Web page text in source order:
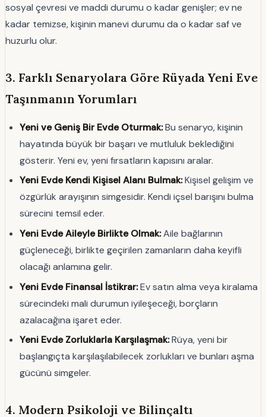
sosyal çevresi ve maddi durumu o kadar genişler; ev ne
kadar temizse, kişinin manevi durumu da o kadar saf ve
huzurlu olur.
3. Farklı Senaryolara Göre Rüyada Yeni Eve
Taşınmanın Yorumları
Yeni ve Geniş Bir Evde Oturmak:Bu senaryo, kişinin
hayatında büyük bir başarı ve mutluluk beklediğini
gösterir. Yeni ev, yeni fırsatların kapısını aralar.
Yeni Evde Kendi Kişisel Alanı Bulmak:Kişisel gelişim ve
özgürlük arayışının simgesidir. Kendi içsel barışını bulma
sürecini temsil eder.
Yeni Evde Aileyle Birlikte Olmak:Aile bağlarının
güçleneceği, birlikte geçirilen zamanların daha keyifli
olacağı anlamına gelir.
Yeni Evde Finansal İstikrar:Ev satın alma veya kiralama
sürecindeki mali durumun iyileşeceği, borçların
azalacağına işaret eder.
Yeni Evde Zorluklarla Karşılaşmak:Rüya, yeni bir
başlangıçta karşılaşılabilecek zorlukları ve bunları aşma
gücünü simgeler.
4. Modern Psikoloji ve Bilinçaltı